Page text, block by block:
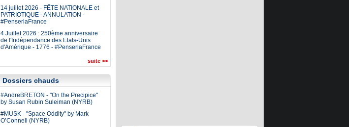
14 juillet 2026 - FÊTE NATIONALE et
PATRIOTIQUE - ANNULATION -
#PenserlaFrance
4 Juillet 2026 : 250ème anniversaire
de l'Indépendance des Etats-Unis
d'Amérique - 1776 - #PenserlaFrance
suite >>
Dossiers chauds
#AndreBRETON - "On the Precipice"
by Susan Rubin Suleiman (NYRB)
#MUSK - "Space Oddity" by Mark
O’Connell (NYRB)